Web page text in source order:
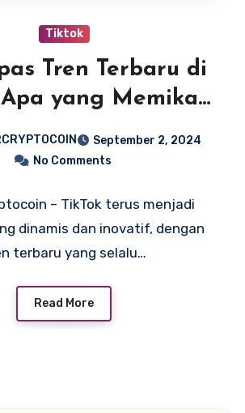
Tiktok
Tren Terbaru di
Apa yang Memikat
September 2, 2024
No Comments
– TikTok terus menjadi
dinamis dan inovatif, dengan
terbaru yang selalu…
Read More